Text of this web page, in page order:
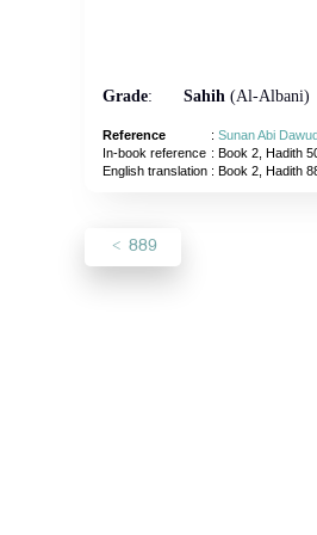
Grade: Sahih(Al-Albani)
Reference : Sunan Abi
In-book reference : Book 2, Hadith
English translation: Book 2, Hadith
889